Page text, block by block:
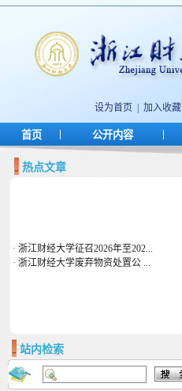
设为首页 加入收藏
首页 | 公开内容 |
热点文章
· 浙江财经大学征召2026年至202...
· 浙江财经大学废弃物资处置公 ...
站内检索